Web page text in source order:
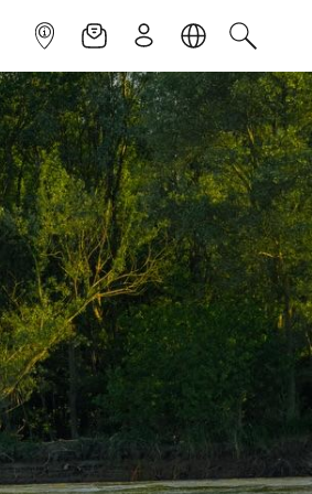
INFOPOINTNEWSLETTER
ISCRIVITILINGUACERCA